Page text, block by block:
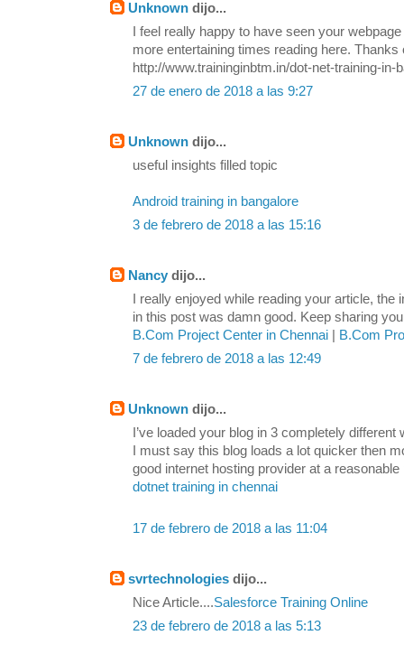
Unknown dijo...
I feel really happy to have seen your
more entertaining times reading here.
http://www.traininginbtm.in/dot-net-training-in-
27 de enero de 2018 a las 9:27
Unknown dijo...
useful insights filled topic
Android training in bangalore
3 de febrero de 2018 a las 15:16
Nancy dijo...
I really enjoyed while reading your article,
in this post was damn good. Keep sharing
B.Com Project Center in Chennai
B.Com
7 de febrero de 2018 a las 12:49
Unknown dijo...
I’ve loaded your blog in 3 completely
I must say this blog loads a lot quicker then
good internet hosting provider at a reasonable
dotnet training in chennai
17 de febrero de 2018 a las 11:04
svrtechnologies dijo...
Nice Article....Salesforce Training Online
23 de febrero de 2018 a las 5:13